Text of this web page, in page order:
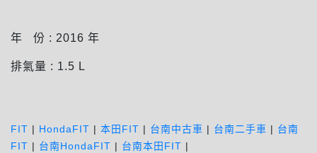
年 份 : 2016 年
排氣量 : 1.5 L
FIT | HondaFIT | 本田FIT | 台南中古車 | 台南二手車 | 台南
FIT | 台南HondaFIT | 台南本田FIT |